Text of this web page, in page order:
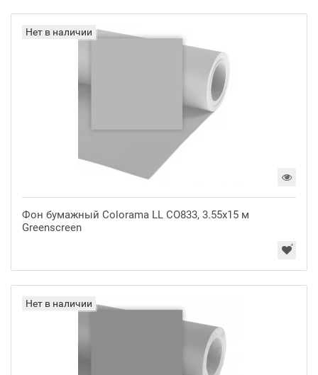
Нет в наличии
Фон бумажный Colorama LL CO833, 3.55x15 м
Greenscreen
Нет в наличии